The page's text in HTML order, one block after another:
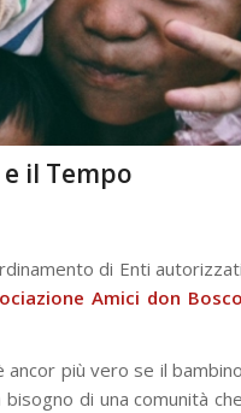
il Tempo
di Enti autorizzati
Amici don Bosco
più vero se il bambino
di una comunità che